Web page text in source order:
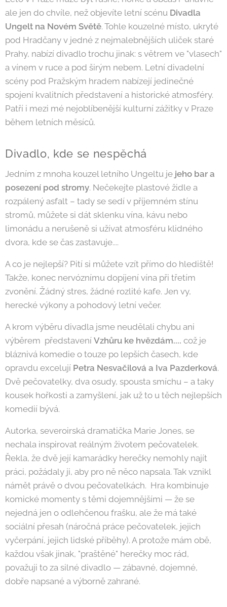
ale jen do chvíle, než objevíte letní scénu Divadla
Ungelt na Novém Světě. Tohle kouzelné místo, ukryté
pod Hradčany v jedné z nejmalebnějších uliček staré
Prahy, nabízí divadlo trochu jinak: s větrem ve "vlasech"
a vínem v ruce a pod širým nebem. Letní divadelní
scény pod Pražským hradem nabízejí jedinečné
spojení kvalitních představení a historické atmosféry.
Patří i mezi mé nejoblíbenější kulturní zážitky v Praze
během letních měsíců.
Divadlo, kde se nespěchá
Jedním z mnoha kouzel letního Ungeltu je jeho bar a
posezení pod stromy. Nečekejte plastové židle a
rozpálený asfalt – tady se sedí v příjemném stínu
stromů, můžete si dát sklenku vína, kávu nebo
limonádu a nerušeně si užívat atmosféru klidného
dvora, kde se čas zastavuje....
A co je nejlepší? Pití si můžete vzít přímo do hlediště!
Takže, konec nervóznímu dopíjení vína při třetím
zvonění. Žádný stres, žádné rozlité kafe. Jen vy,
herecké výkony a pohodový letní večer.
A krom výběru divadla jsme neudělali chybu ani
výběrem představení Vzhůru ke hvězdám.... což je
bláznivá komedie o touze po lepších časech, kde
opravdu excelují Petra Nesvačilová a Iva Pazderková.
Dvě pečovatelky, dva osudy, spousta smíchu – a taky
kousek hořkosti a zamyšlení, jak už to u těch nejlepších
komedií bývá.
Autorka, severoirská dramatička Marie Jones, se
nechala inspirovat reálným životem pečovatelek.
Řekla, že dvě její kamarádky herečky nemohly najít
práci, požádaly ji, aby pro ně něco napsala. Tak vznikl
námět právě o dvou pečovatelkách. Hra kombinuje
komické momenty s těmi dojemnějšími — že se
nejedná jen o odlehčenou frašku, ale že má také
sociální přesah (náročná práce pečovatelek, jejich
vyčerpání, jejich lidské příběhy). A protože mám obě,
každou však jinak, "praštěné" herečky moc rád,
považuji to za silné divadlo — zábavné, dojemné,
dobře napsané a výborně zahrané.